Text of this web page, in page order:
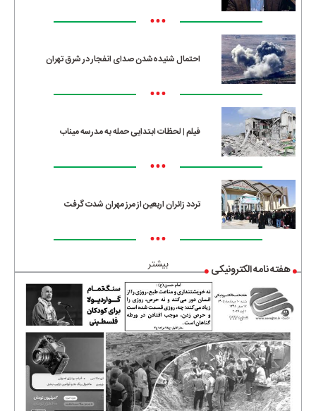
•••
احتمال شنیده‌شدن صدای انفجار در شرق تهران
•••
فیلم | لحظات ابتدایی حمله به مدرسه میناب
•••
تردد زائران اربعین از مرز مهران شدت گرفت
•••
بیشتر هفته نامه الکترونیکی